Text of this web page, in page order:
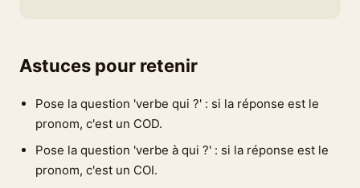
Astuces pour retenir
Pose la question 'verbe qui ?' : si la réponse est le
pronom, c'est un COD.
Pose la question 'verbe à qui ?' : si la réponse est le
pronom, c'est un COI.